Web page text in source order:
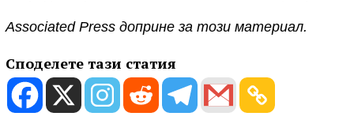
Associated Press доприне за този материал.
Споделете тази статия